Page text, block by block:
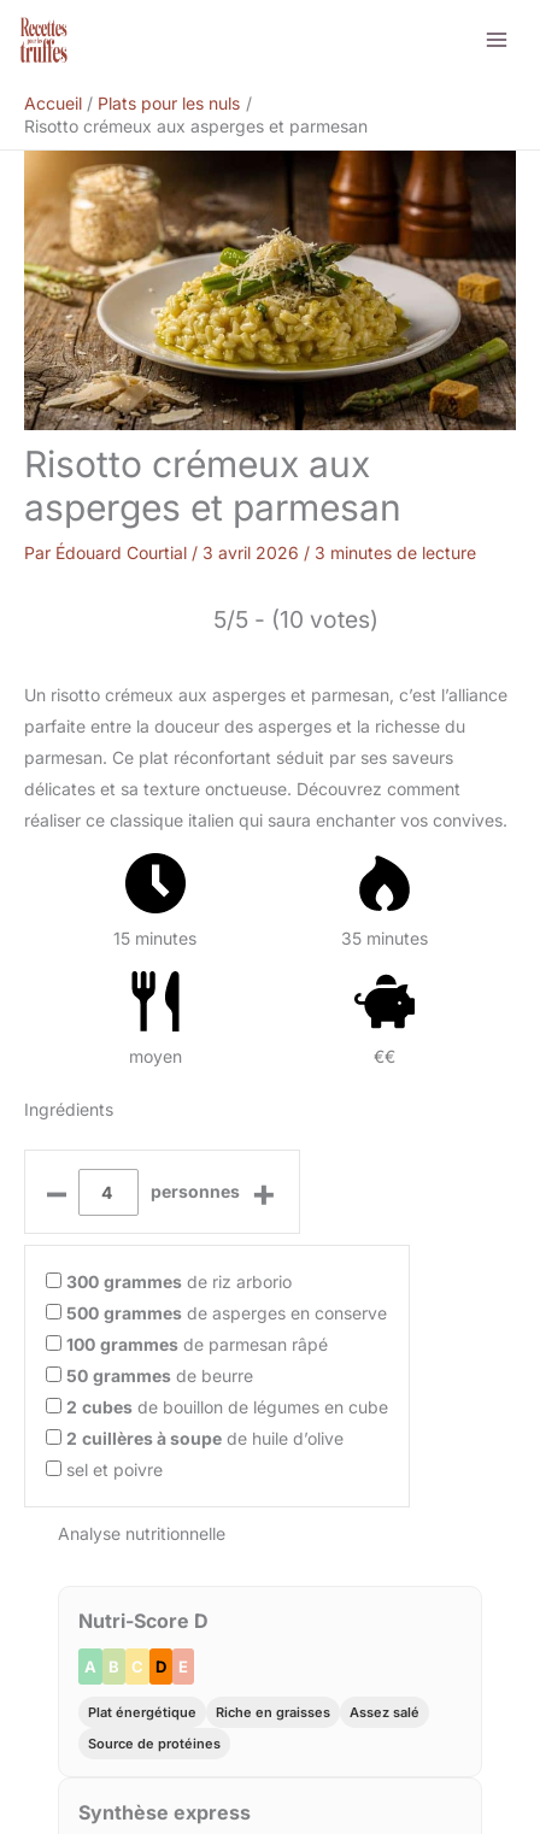
Aller
Accueil
Plats pour les nuls
Risotto crémeux aux asperges et parmesan
Risotto crémeux aux
asperges et parmesan
Par Édouard Courtial / 3 avril 2026 / 3 minutes de lecture
5/5 - (10 votes)
Un risotto crémeux aux asperges et parmesan, c’est l’alliance
parfaite entre la douceur des asperges et la richesse du
parmesan. Ce plat réconfortant séduit par ses saveurs
délicates et sa texture onctueuse. Découvrez comment
réaliser ce classique italien qui saura enchanter vos convives.
15 minutes 35 minutes
moyen €€
Ingrédients
– personnes +
300 grammes de riz arborio
500 grammes de asperges en conserve
100 grammes de parmesan râpé
50 grammes de beurre
2 cubes de bouillon de légumes en cube
2 cuillères à soupe de huile d’olive
sel et poivre
Analyse nutritionnelle
Nutri-Score D
A B C D E
Plat énergétique Riche en graisses
Assez salé
Source de protéines
Synthèse express
Rechercher